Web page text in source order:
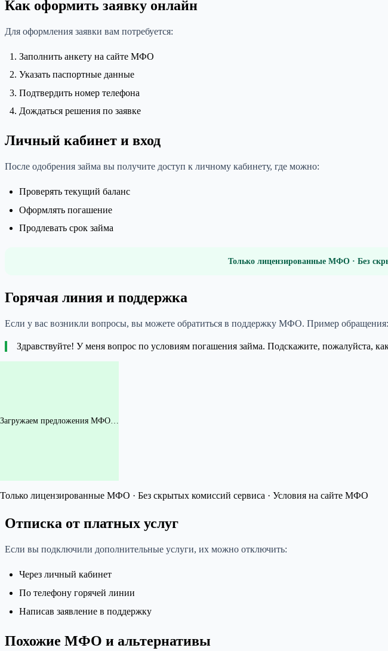
Как оформить заявку онлайн
Для оформления заявки вам потребуется:
Заполнить анкету на сайте МФО
Указать паспортные данные
Подтвердить номер телефона
Дождаться решения по заявке
Личный кабинет и вход
После одобрения займа вы получите доступ к личному кабинету, где можно:
Проверять текущий баланс
Оформлять погашение
Продлевать срок займа
Только лицензированные МФО · Без
Горячая линия и поддержка
Если у вас возникли вопросы, вы можете обратиться в поддержку МФО. Пример обращения:
Здравствуйте! У меня вопрос по условиям погашения займа. Подскажите, пожалуйста,
Загружаем предложения МФО…
Только лицензированные МФО · Без скрытых комиссий сервиса · Условия на сайте МФО
Отписка от платных услуг
Если вы подключили дополнительные услуги, их можно отключить:
Через личный кабинет
По телефону горячей линии
Написав заявление в поддержку
Похожие МФО и альтернативы